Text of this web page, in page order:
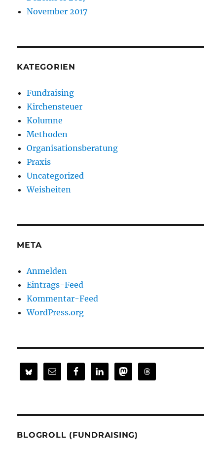
November 2017
KATEGORIEN
Fundraising
Kirchensteuer
Kolumne
Methoden
Organisationsberatung
Praxis
Uncategorized
Weisheiten
META
Anmelden
Eintrags-Feed
Kommentar-Feed
WordPress.org
BLOGROLL (FUNDRAISING)